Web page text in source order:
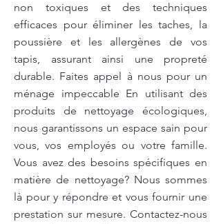
non toxiques et des techniques
efficaces pour éliminer les taches, la
poussière et les allergènes de vos
tapis, assurant ainsi une propreté
durable. Faites appel à nous pour un
ménage impeccable En utilisant des
produits de nettoyage écologiques,
nous garantissons un espace sain pour
vous, vos employés ou votre famille.
Vous avez des besoins spécifiques en
matière de nettoyage? Nous sommes
là pour y répondre et vous fournir une
prestation sur mesure. Contactez-nous